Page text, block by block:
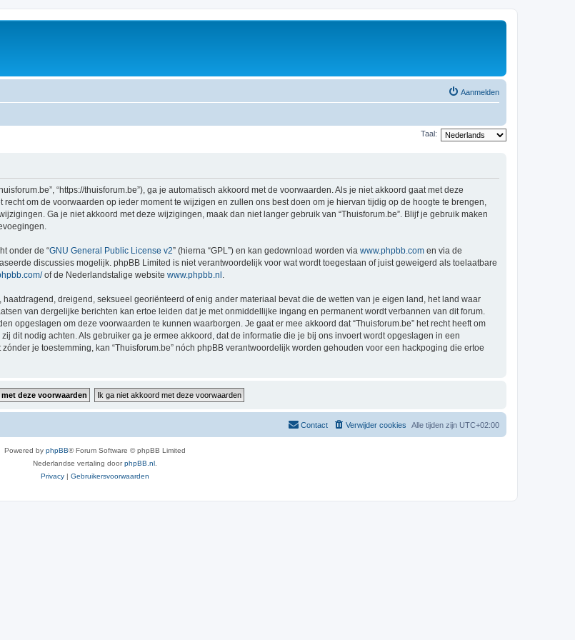
Aanmelden
Taal:
“https://thuisforum.be”), ga je automatisch akkoord met de voorwaarden. Als je niet akkoord gaat met deze
om de voorwaarden op ieder moment te wijzigen en zullen ons best doen om je hiervan tijdig op de hoogte te brengen,
Ga je niet akkoord met deze wijzigingen, maak dan niet langer gebruik van “Thuisforum.be”. Blijf je gebruik maken
onder de “GNU General Public License v2” (hierna “GPL”) en kan gedownload worden via www.phpbb.com en via de
discussies mogelijk. phpBB Limited is niet verantwoordelijk voor wat wordt toegestaan of juist geweigerd als toelaatbare
of de Nederlandstalige website www.phpbb.nl .
dreigend, seksueel georiënteerd of enig ander materiaal bevat die de wetten van je eigen land, het land waar
van dergelijke berichten kan ertoe leiden dat je met onmiddellijke ingang en permanent wordt verbannen van dit forum.
opgeslagen om deze voorwaarden te kunnen waarborgen. Je gaat er mee akkoord dat “Thuisforum.be” het recht heeft om
dit nodig achten. Als gebruiker ga je ermee akkoord, dat de informatie die je bij ons invoert wordt opgeslagen in een
je toestemming, kan “Thuisforum.be” nóch phpBB verantwoordelijk worden gehouden voor een hackpoging die ertoe
Alle tijden zijn UTC+02:00
Verwijder cookies
Contact
Powered by phpBB® Forum Software © phpBB Limited
Nederlandse vertaling doorphpBB.nl
Privacy | Gebruikersvoorwaarden